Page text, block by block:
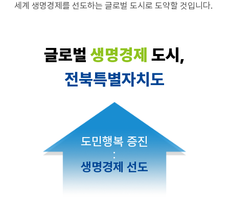
세계 생명경제를 선도하는 글로벌 도시로 도약할 것입니다.
글로벌 생명경제 도시,
전북특별자치도
도민행복 증진
:
생명경제 선도